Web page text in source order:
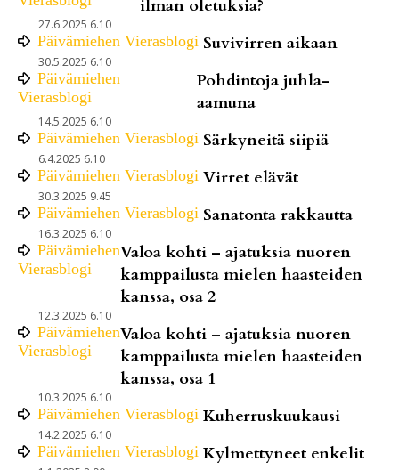
ilman oletuksia?
27.6.2025 6.10
Päivämiehen Vierasblogi Suvivirren aikaan
30.5.2025 6.10
Päivämiehen
Vierasblogi
Pohdintoja juhla-
aamuna
14.5.2025 6.10
Päivämiehen Vierasblogi Särkyneitä siipiä
6.4.2025 6.10
Päivämiehen Vierasblogi Virret elävät
30.3.2025 9.45
Päivämiehen Vierasblogi Sanatonta rakkautta
16.3.2025 6.10
Päivämiehen
Vierasblogi
Valoa kohti – ajatuksia nuoren
kamppailusta mielen haasteiden
kanssa, osa 2
12.3.2025 6.10
Päivämiehen
Vierasblogi
Valoa kohti – ajatuksia nuoren
kamppailusta mielen haasteiden
kanssa, osa 1
10.3.2025 6.10
Päivämiehen Vierasblogi Kuherruskuukausi
14.2.2025 6.10
Päivämiehen Vierasblogi Kylmettyneet enkelit